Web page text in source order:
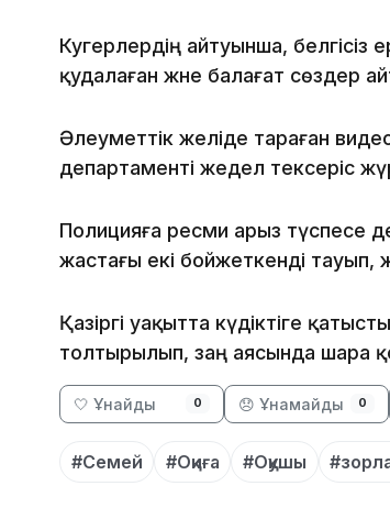
Куәгерлердің айтуынша,
қудалаған және балағат сөздер
Әлеуметтік желіде тараған
департаменті жедел тексеріс
Полицияға ресми арыз түспесе
жастағы екі бойжеткенді тауып,
Қазіргі уақытта күдіктіге
толтырылып, заң аясында шара
🤍 Ұнайды 0 😞 Ұнамайды 0
#Семей #Оқиға #Оқушы